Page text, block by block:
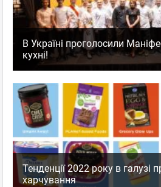
В Україні проголосили
кухні!
Тенденції 2022 року в галузі
харчування